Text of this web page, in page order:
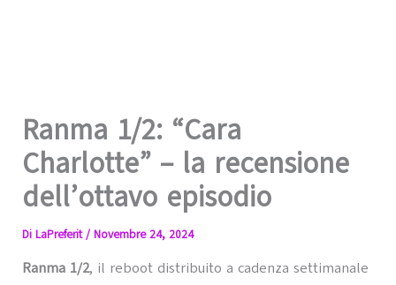
Ranma 1/2: “Cara
Charlotte” – la recensione
dell’ottavo episodio
Di LaPreferit/ Novembre 24, 2024
Ranma 1/2, il reboot distribuito a cadenza settimanale